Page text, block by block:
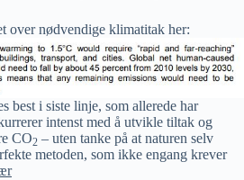
over nødvendige klimatitak her:
best i siste linje, som allerede har
intenst med å utvikle tiltak og
CO2 – uten tanke på at naturen selv
metoden, som ikke engang krever